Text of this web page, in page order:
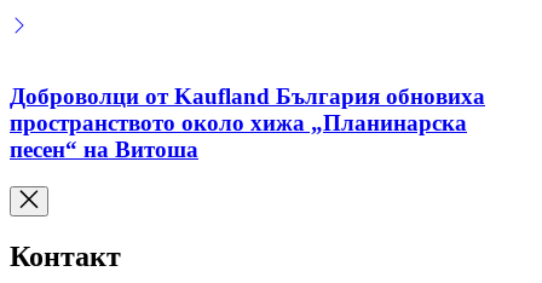
Доброволци от Kaufland България обновиха
пространството около хижа „Планинарска
песен“ на Витоша
Контакт